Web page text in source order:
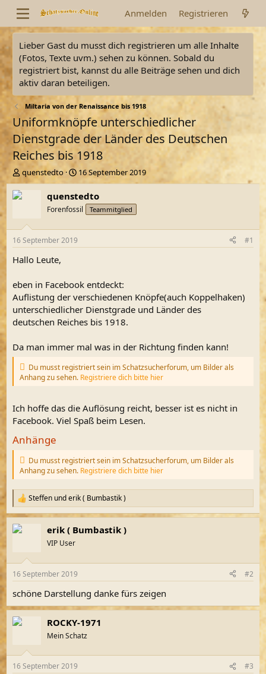
Anmelden Registrieren
Lieber Gast du musst dich registrieren um alle Inhalte
(Fotos, Texte uvm.) sehen zu können. Sobald du
registriert bist, kannst du alle Beiträge sehen und dich
aktiv daran beteiligen.
Miltaria von der Renaissance bis 1918
Uniformknöpfe unterschiedlicher
Dienstgrade der Länder des Deutschen
Reiches bis 1918
E
r
s
l
e
r
quenstedto
E
r
s
t
e
t
16 September 2019
quenstedto
Forenfossil Teammitglied
16 September 2019 #1
Hallo Leute,
eben in Facebook entdeckt:
Auflistung der verschiedenen Knöpfe(auch Koppelhaken)
unterschiedlicher Dienstgrade und Länder des
deutschen Reiches bis 1918.
Da man immer mal was in der Richtung finden kann!
Du musst registriert sein im Schatzsucherforum, um Bilder als
Anhang zu sehen. Registriere dich bitte hier
Ich hoffe das die Auflösung reicht, besser ist es nicht in
Facebook. Viel Spaß beim Lesen.
Anhänge
Du musst registriert sein im Schatzsucherforum, um Bilder als
Anhang zu sehen. Registriere dich bitte hier
R
e
a
k
e
:
Steffen underik ( Bumbastik )
erik ( Bumbastik )
VIP User
16 September 2019 #2
schöne Darstellung danke fürs zeigen
ROCKY-1971
Mein Schatz
16 September 2019 #3